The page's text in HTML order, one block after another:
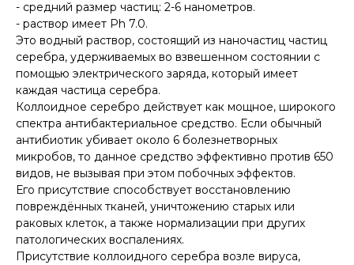
- средний размер частиц: 2-6 нанометров.
- раствор имеет Рh 7.0.
Это водный раствор, состоящий из наночастиц частиц
серебра, удерживаемых во взвешенном состоянии с
помощью электрического заряда, который имеет
каждая частица серебра.
Коллоидное серебро действует как мощное, широкого
спектра антибактериальное средство. Если обычный
антибиотик убивает около 6 болезнетворных
микробов, то данное средство эффективно против 650
видов, не вызывая при этом побочных эффектов.
Его присутствие способствует восстановлению
повреждённых тканей, уничтожению старых или
раковых клеток, а также нормализации при других
патологических воспалениях.
Присутствие коллоидного серебра возле вируса,